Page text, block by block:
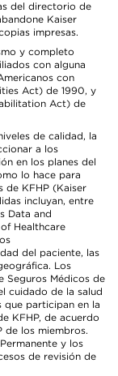
del directorio de
Kaiser
impresas.
y completo
con alguna
con
Act) de 1990, y
Act) de
de calidad, la
a los
en los planes del
lo hace para
de KFHP (Kaiser
incluyan, entre
Data and
Healthcare
del paciente, las
Los
Seguros Médicos de
cuidado de la salud
que participan en la
KFHP, de acuerdo
de los miembros.
y los
de revisión de